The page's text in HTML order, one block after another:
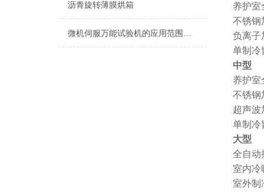
沥青旋转薄膜烘箱
微机伺服万能试验机的应用范围及日常维护
养护室
不锈钢
负离子
单制冷
中型
养护室
不锈钢
超声波
单制冷
大型
全自动
室内冷
室外制